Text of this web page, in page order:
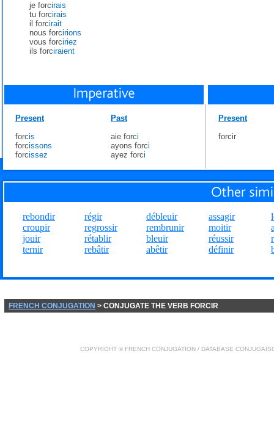
je forcirais
tu forcirais
il forcirait
nous forcirions
vous forciriez
ils forciraient
Present
forcis
forcissons
forcissez
Past
aie forci
ayons forci
ayez forci
Present
forcir
rebondir
croupir
jouir
ternir
régir
regrossir
rétablir
rebâtir
débleuir
rembrunir
bleuir
abêtir
assagir
moitir
réussir
définir
FRENCH CONJUGATION > CONJUGATE THE VERB FORCIR
COPYRIGHT © FRENCH CONJUGATION / DATABASE